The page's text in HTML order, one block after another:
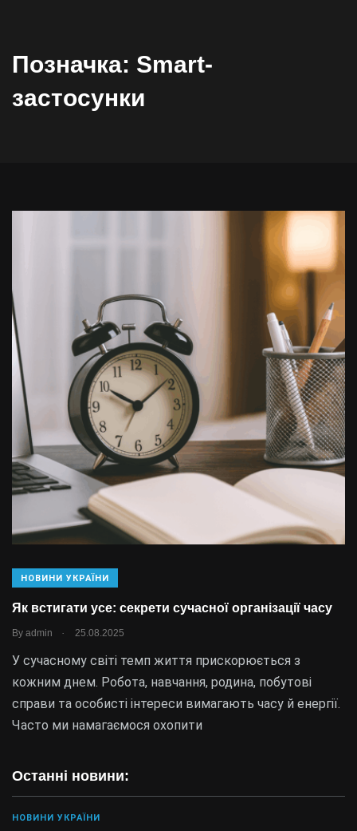
Позначка: Smart-
застосунки
НОВИНИ УКРАЇНИ
Як встигати усе: секрети сучасної організації часу
By admin . 25.08.2025
У сучасному світі темп життя прискорюється з
кожним днем. Робота, навчання, родина, побутові
справи та особисті інтереси вимагають часу й енергії.
Часто ми намагаємося охопити
Останні новини:
НОВИНИ УКРАЇНИ